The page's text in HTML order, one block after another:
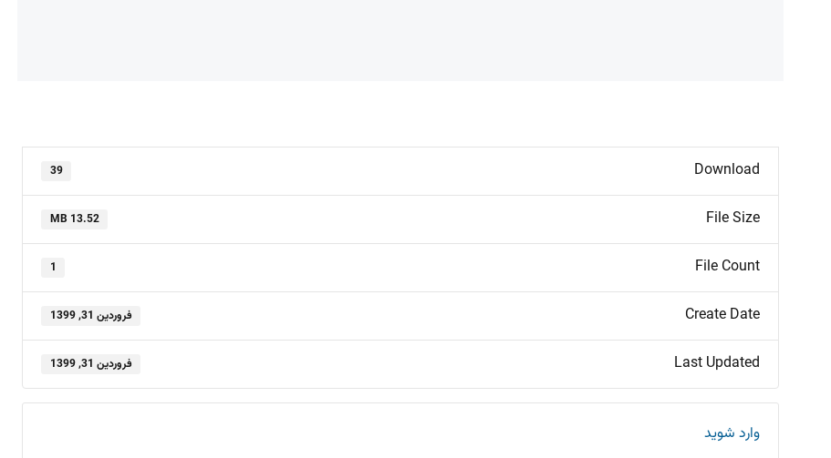
Download
39
File Size
13.52 MB
File Count
1
Create Date فروردین 31, 1399
Last Updated فروردین 31, 1399
وارد شوید